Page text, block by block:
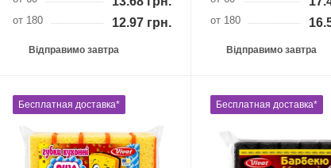
от 180 12.97грн.
Відправимо завтра
от 180
Відправимо завтра
Бесплатная доставка* Бесплатная доставка*